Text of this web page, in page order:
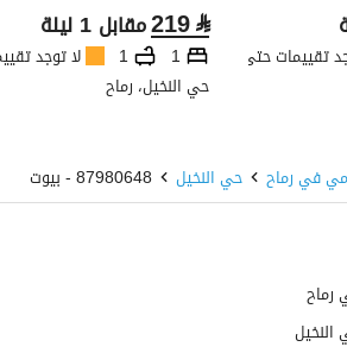
تقييمات حتى الآن
⃁
219مقابل 1 ليلة
1
1
لا توجد
حي النخيل، رماح
في رماح حي النخيل 87980648 - بيوت
رماح
النخيل